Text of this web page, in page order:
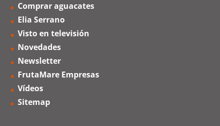
Comprar aguacates
Elia Serrano
Visto en televisión
Novedades
Newsletter
FrutaMare Empresas
Vídeos
Sitemap